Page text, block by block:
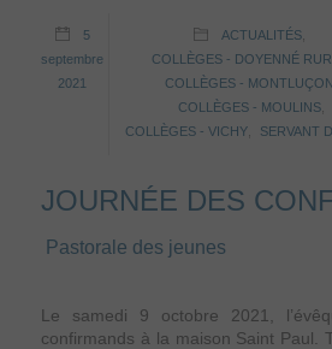
5
septembre
2021
ACTUALITÉS,
COLLÈGES - DOYENNÉ
COLLÈGES - MONTLUÇON
COLLÈGES - MOULINS
COLLÈGES - VICHY
SERVANT
JOURNÉE DES
Pastorale des jeunes
Le samedi 9 octobre 2021,
confirmands à la maison Saint Paul.